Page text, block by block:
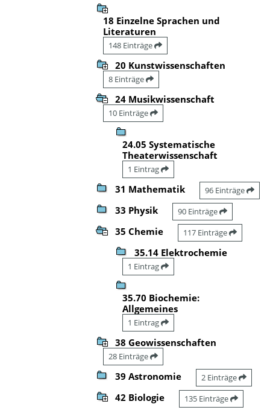
18 Einzelne Sprachen und
Literaturen
148 Einträge
20 Kunstwissenschaften
8 Einträge
24 Musikwissenschaft
10 Einträge
24.05 Systematische
Theaterwissenschaft
1 Eintrag
31 Mathematik 96 Einträge
33 Physik 90 Einträge
35 Chemie 117 Einträge
35.14 Elektrochemie
1 Eintrag
35.70 Biochemie:
Allgemeines
1 Eintrag
38 Geowissenschaften
28 Einträge
39 Astronomie 2 Einträge
42 Biologie 135 Einträge